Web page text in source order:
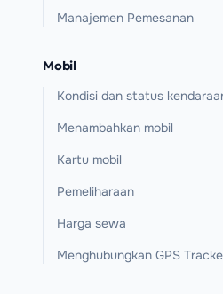
Manajemen Pemesanan
Mobil
Kondisi dan status
Menambahkan mobil
Kartu mobil
Pemeliharaan
Harga sewa
Menghubungkan GPS